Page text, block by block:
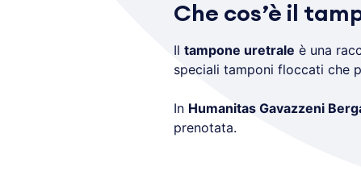
Che cos’è il
Il tampone uretrale è una
speciali tamponi floccati che
In Humanitas Gavazzeni
prenotata.